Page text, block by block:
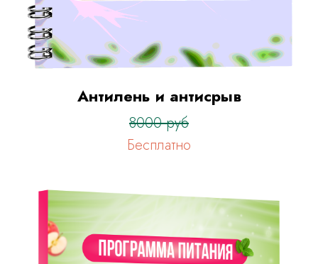
Антилень и антисрыв
8000 руб
Бесплатно